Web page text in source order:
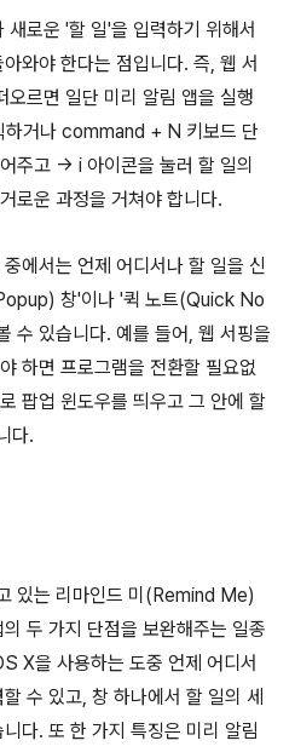
로운 '할 일'을 입력하기 위해서
와야 한다는 점입니다. 즉, 웹 서
오르면 일단 미리 알림 앱을 실행
거나 command + N 키보드 단
주고 → i 아이콘을 눌러 할 일의
로운 과정을 거쳐야 합니다.
에서는 언제 어디서나 할 일을 신
창'이나 '퀵 노트(Quick No
수 있습니다. 예를 들어, 웹 서핑을
하면 프로그램을 전환할 필요없
팝업 윈도우를 띄우고 그 안에 할
다.
있는 리마인드 미(Remind Me)
두 가지 단점을 보완해주는 일종
X을 사용하는 도중 언제 어디서
수 있고, 창 하나에서 할 일의 세
다. 또 한 가지 특징은 미리 알림